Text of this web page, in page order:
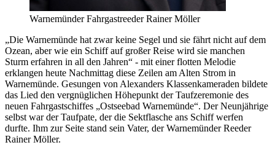
Warnemünder Fahrgastreeder Rainer Möller
„Die Warnemünde hat zwar keine Segel und sie fährt nicht auf dem
Ozean, aber wie ein Schiff auf großer Reise wird sie manchen
Sturm erfahren in all den Jahren“ - mit einer flotten Melodie
erklangen heute Nachmittag diese Zeilen am Alten Strom in
Warnemünde. Gesungen von Alexanders Klassenkameraden bildete
das Lied den vergnüglichen Höhepunkt der Taufzeremonie des
neuen Fahrgastschiffes „Ostseebad Warnemünde“. Der Neunjährige
selbst war der Taufpate, der die Sektflasche ans Schiff werfen
durfte. Ihm zur Seite stand sein Vater, der Warnemünder Reeder
Rainer Möller.